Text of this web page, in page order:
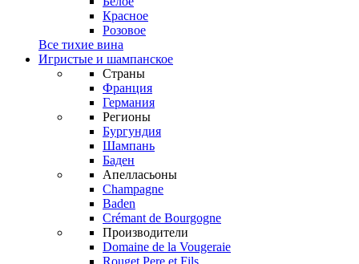
Красное
Розовое
Все тихие вина
Игристые и шампанское
Страны
Франция
Германия
Регионы
Бургундия
Шампань
Баден
Апелласьоны
Champagne
Baden
Crémant de Bourgogne
Производители
Domaine de la Vougeraie
Rouget Pere et Fils